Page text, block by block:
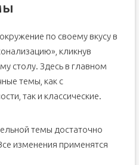
по своему вкусу в
кликнув
столу. Здесь в главном
темы, как с
так и классические.
темы достаточно
изменения применятся